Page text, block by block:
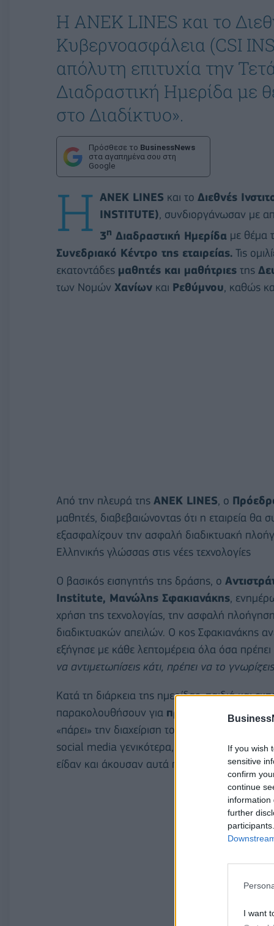
If you wish
sensitive
confirm
continue
information
further
I want
H ΑΝΕΚ LINES και το
Κυβερνοασφάλεια (CSI
απόλυτη επιτυχία την
Διαδραστική Ημερίδα με
στο Διαδίκτυο».
Πρόσθεσε το BusinessNews
στα αγαπημένα σου στη
Google
H ΑΝΕΚ LINES και το Διεθνές
INSTITUTE) , συνδιοργάνωσαν με
3η Διαδραστική Ημερίδα με θέμα
Συνεδριακό Κέντρο της εταιρείας. Τις
εκατοντάδες μαθητές και μαθήτριες της
των Νομών Χανίων και Ρεθύμνου , καθώς
Από την πλευρά της ΑΝΕΚ LINES , ο
μαθητές, διαβεβαιώνοντας ότι η εταιρεία θα
εξασφαλίζουν την ασφαλή διαδικτυακή
Ελληνικής γλώσσας στις νέες τεχνολογίες
Ο βασικός εισηγητής της δράσης, ο
Institute, Μανώλης Σφακιανάκης ,
χρήση της τεχνολογίας, την ασφαλή
διαδικτυακών απειλών. Ο κος Σφακιανάκης
εξήγησε με κάθε λεπτομέρεια όλα όσα
να αντιμετωπίσεις κάτι, πρέπει να το
Κατά τη διάρκεια της ημερίδας, παιδιά και
παρακολουθήσουν για πρώτη φοράσε
«πάρει» την διαχείριση του προσωπικού
social media γενικότερα, αλλά και το πως
είδαν και άκουσαν αυτά που πρέπει να